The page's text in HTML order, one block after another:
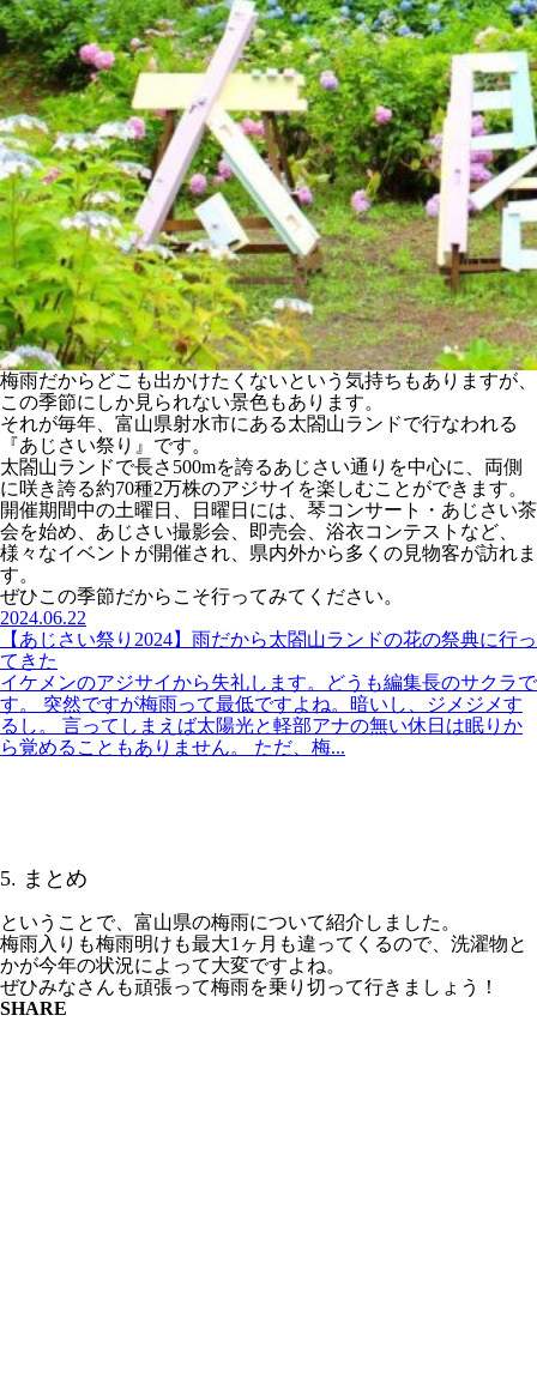
梅雨だからどこも出かけたくないという気持ちもありますが、
この季節にしか見られない景色もあります。
それが毎年、富山県射水市にある太閤山ランドで行なわれる
『あじさい祭り』です。
太閤山ランドで長さ500mを誇るあじさい通りを中心に、両側
に咲き誇る約70種2万株のアジサイを楽しむことができます。
開催期間中の土曜日、日曜日には、琴コンサート・あじさい茶
会を始め、あじさい撮影会、即売会、浴衣コンテストなど、
様々なイベントが開催され、県内外から多くの見物客が訪れま
す。
ぜひこの季節だからこそ行ってみてください。
2024.06.22
【あじさい祭り2024】雨だから太閤山ランドの花の祭典に行っ
てきた
イケメンのアジサイから失礼します。どうも編集長のサクラで
す。 突然ですが梅雨って最低ですよね。暗いし、ジメジメす
るし。 言ってしまえば太陽光と軽部アナの無い休日は眠りか
ら覚めることもありません。 ただ、梅...
5. まとめ
ということで、富山県の梅雨について紹介しました。
梅雨入りも梅雨明けも最大1ヶ月も違ってくるので、洗濯物と
かが今年の状況によって大変ですよね。
ぜひみなさんも頑張って梅雨を乗り切って行きましょう！
SHARE